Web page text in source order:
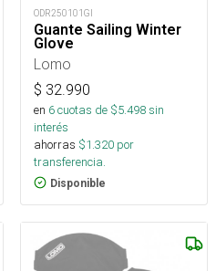
ODR250101GI
Guante Sailing Winter
Glove
Lomo
$ 32.990
en 6cuotas de $5.498sin
interés
ahorras $1.320 por
transferencia.
Disponible